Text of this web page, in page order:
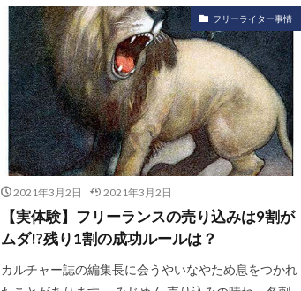
フリーライター事情
2021年3月2日 2021年3月2日
【実体験】フリーランスの売り込みは9割が
ムダ!?残り1割の成功ルールは？
カルチャー誌の編集長に会うやいなやため息をつかれ